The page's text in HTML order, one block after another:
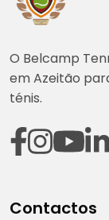
O Belcamp
em Azeitão
ténis.
Contactos